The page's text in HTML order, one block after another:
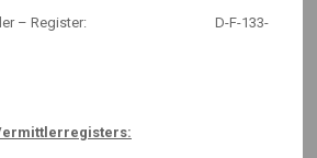
– Register: D-F-133-